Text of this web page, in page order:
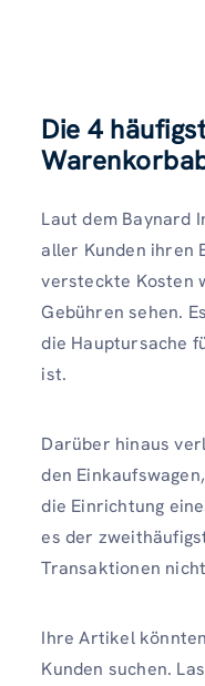
Die 4
Laut dem Baynard
aller Kunden ihren
versteckte Kosten
Gebühren sehen.
die Hauptursache
ist.
Darüber hinaus
den
die Einrichtung
es der
Transaktionen
Ihre Artikel
Kunden suchen.